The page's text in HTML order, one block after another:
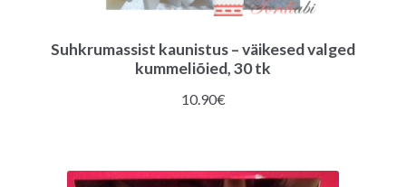
Suhkrumassist kaunistus – väikesed valged
kummeliõied, 30 tk
10.90€